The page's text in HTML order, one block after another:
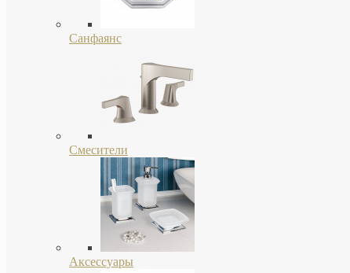
Санфаянс
Смесители
Аксессуары